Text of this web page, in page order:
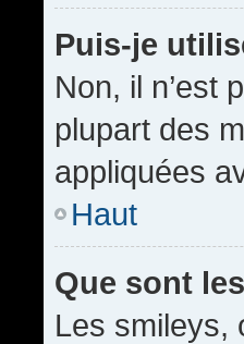
Puis-je
Non, il n’est
plupart des
appliquées
Haut
Que sont
Les smileys,